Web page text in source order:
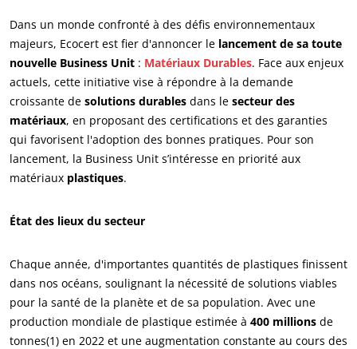
Dans un monde confronté à des défis environnementaux
majeurs, Ecocert est fier d'annoncer le lancement de sa toute
nouvelle Business Unit : Matériaux Durables. Face aux enjeux
actuels, cette initiative vise à répondre à la demande
croissante de solutions durables dans le secteur des
matériaux, en proposant des certifications et des garanties
qui favorisent l'adoption des bonnes pratiques. Pour son
lancement, la Business Unit s’intéresse en priorité aux
matériaux plastiques.
État des lieux du secteur
Chaque année, d'importantes quantités de plastiques finissent
dans nos océans, soulignant la nécessité de solutions viables
pour la santé de la planète et de sa population. Avec une
production mondiale de plastique estimée à 400 millions de
tonnes(1) en 2022 et une augmentation constante au cours des